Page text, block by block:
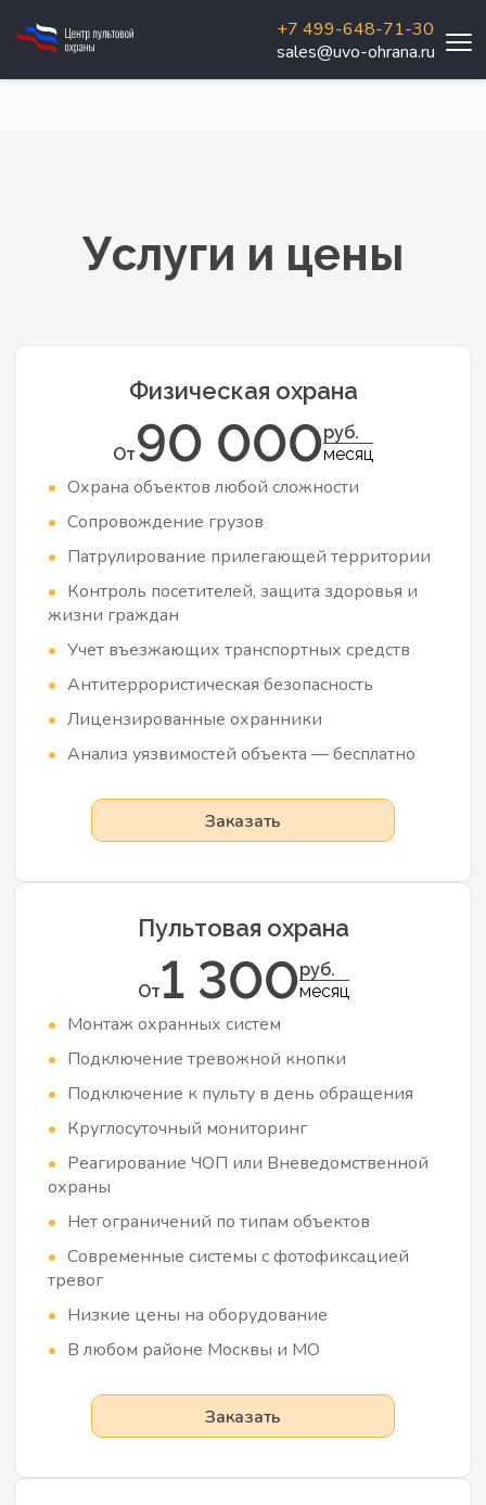
+7 499-648-71-30
sales@uvo-ohrana.ru
Услуги и цены
Физическая охрана
От90 000руб.
месяц
Охрана объектов любой сложности
Сопровождение грузов
Патрулирование прилегающей территории
Контроль посетителей, защита здоровья и
жизни граждан
Учет въезжающих транспортных средств
Антитеррористическая безопасность
Лицензированные охранники
Анализ уязвимостей объекта — бесплатно
Заказать
Пультовая охрана
От1 300руб.
месяц
Монтаж охранных систем
Подключение тревожной кнопки
Подключение к пульту в день обращения
Круглосуточный мониторинг
Реагирование ЧОП или Вневедомственной
охраны
Нет ограничений по типам объектов
Современные системы с фотофиксацией
тревог
Низкие цены на оборудование
В любом районе Москвы и МО
Заказать